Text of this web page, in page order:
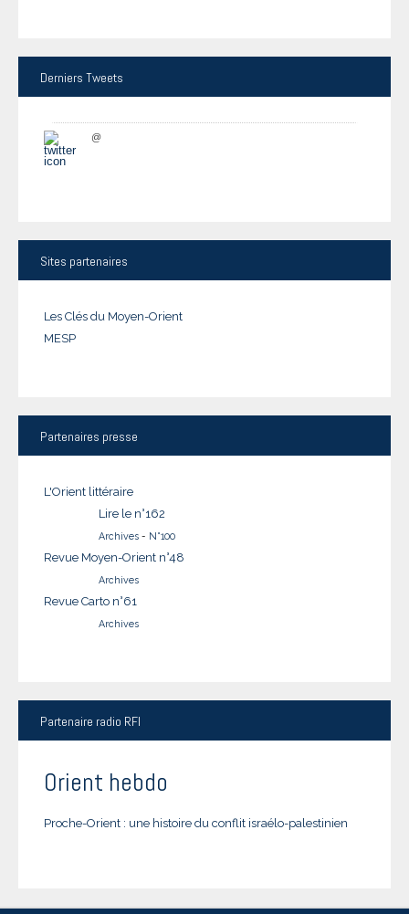
Derniers Tweets
@
Sites partenaires
Les Clés du Moyen-Orient
MESP
Partenaires presse
L'Orient littéraire
Lire le n°162
Archives - N°100
Revue Moyen-Orient n°48
Archives
Revue Carto n°61
Archives
Partenaire radio RFI
Orient hebdo
Proche-Orient : une histoire du conflit israélo-palestinien